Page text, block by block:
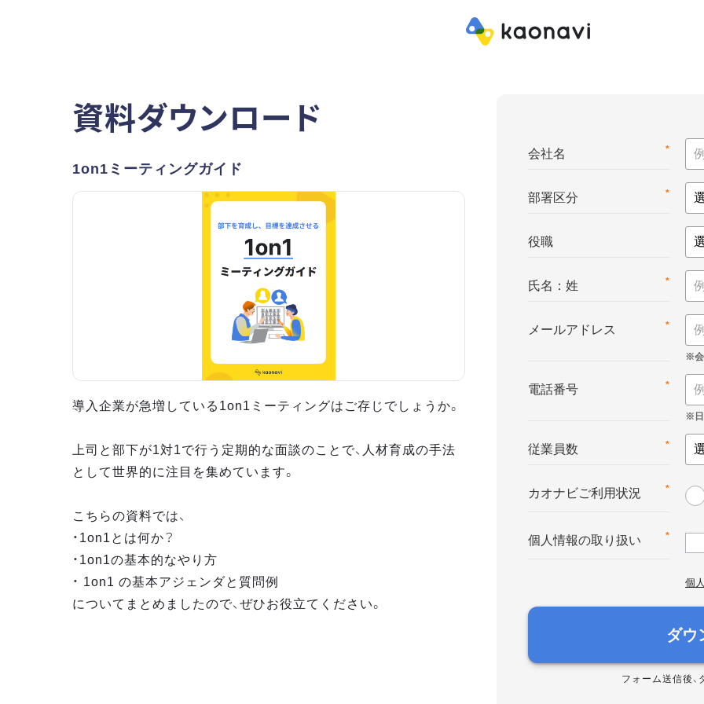
資料ダウンロード
1on1ミーティングガイド
導入企業が急増している1on1ミーティングはご存じでしょうか。
上司と部下が1対1で行う定期的な面談のことで、人材育成の手法
として世界的に注目を集めています。
こちらの資料では、
・1on1とは何か？
・1on1の基本的なやり方
・ 1on1 の基本アジェンダと質問例
についてまとめましたので、ぜひお役立てください。
*
会社名
*
部署区分
役職
*
氏名：姓
*
メールアドレス
*
電話番号
*
従業員数
*
カオナビご利用状況
*
個人情報の取り扱い
個
ダウ
フォーム送信後